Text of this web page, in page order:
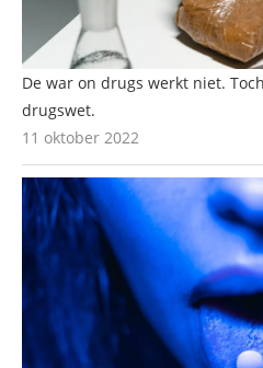
De war on drugs werkt niet.
drugswet.
11 oktober 2022